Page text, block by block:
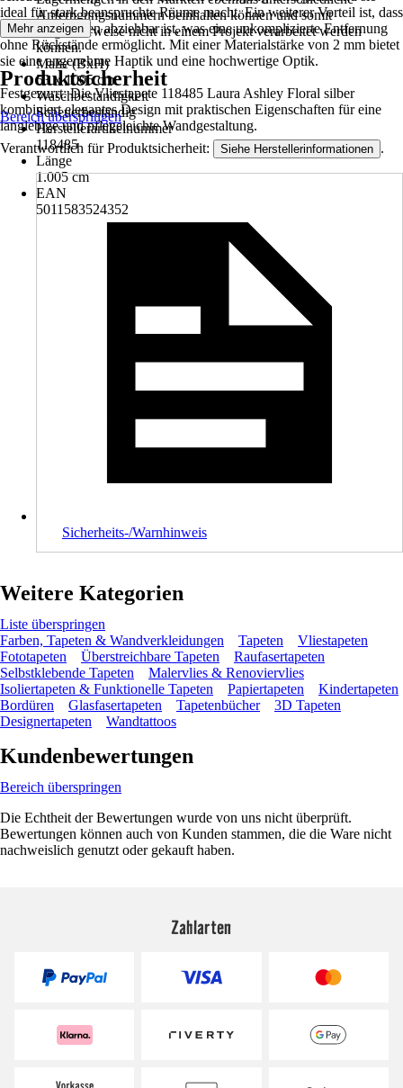
Anfertigungsnummern beinhalten können und somit
möglicherweise nicht in einem Projekt verarbeitet werden
können.
Maße (BxH)
53 x 1005 cm
Waschbeständigkeit
Scheuerbeständig
Herstellerartikelnummer
118485
Länge
1.005 cm
EAN
5011583524352
ideal für stark beanspruchte Räume macht. Ein weiterer Vorteil ist, dass
sie restlos trocken abziehbar ist, was eine unkomplizierte Entfernung
ohne Rückstände ermöglicht. Mit einer Materialstärke von 2 mm bietet
sie eine angenehme Haptik und eine hochwertige Optik.
Festgezurrt: Die Vliestapete 118485 Laura Ashley Floral silber
kombiniert elegantes Design mit praktischen Eigenschaften für eine
langlebige und pflegeleichte Wandgestaltung.
Mehr anzeigen
Produktsicherheit
Bereich überspringen
Verantwortlich für Produktsicherheit: Siehe Herstellerinformationen .
Sicherheits-/Warnhinweis
Weitere Kategorien
Liste überspringen
Farben, Tapeten & Wandverkleidungen
Tapeten
Vliestapeten
Fototapeten
Überstreichbare Tapeten
Raufasertapeten
Selbstklebende Tapeten
Malervlies & Renoviervlies
Isoliertapeten & Funktionelle Tapeten
Papiertapeten
Kindertapeten
Bordüren
Glasfasertapeten Tapetenbücher
3D Tapeten
Designertapeten
Wandtattoos
Kundenbewertungen
Bereich überspringen
Die Echtheit der Bewertungen wurde von uns nicht überprüft.
Bewertungen können auch von Kunden stammen, die die Ware nicht
nachweislich genutzt oder gekauft haben.
Zahlarten